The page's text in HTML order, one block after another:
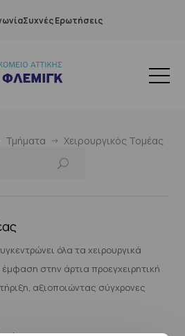
Συχνές Ερωτήσεις
Τμήματα Χειρουργικός Τομέας
όλα τα χειρουργικά
στην άρτια προεγχειρητική
αξιοποιώντας σύγχρονες